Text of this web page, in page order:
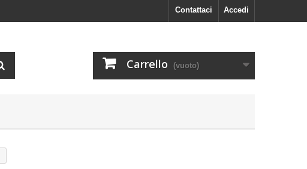
Accedi
Contattaci
Carrello (vuoto)